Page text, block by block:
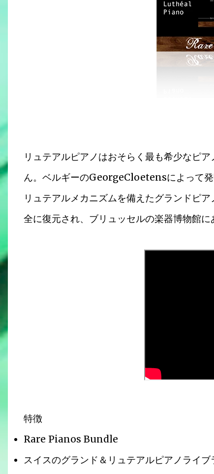
リュテアルピアノはおそらく最も希少なピ
ん。ベルギーのGeorgeCloetensによって
リュテアルメカニズムを備えたグランドピ
全に復元され、ブリュッセルの楽器博物館に
特徴
Rare Pianos Bundle
スイスのグランド＆リュテアルピアノライ